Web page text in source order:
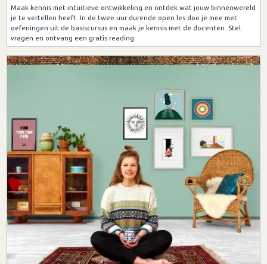
Maak kennis met intuïtieve ontwikkeling en ontdek wat jouw binnenwereld
je te vertellen heeft. In de twee uur durende open les doe je mee met
oefeningen uit de basiscursus en maak je kennis met de docenten. Stel
vragen en ontvang een gratis reading.